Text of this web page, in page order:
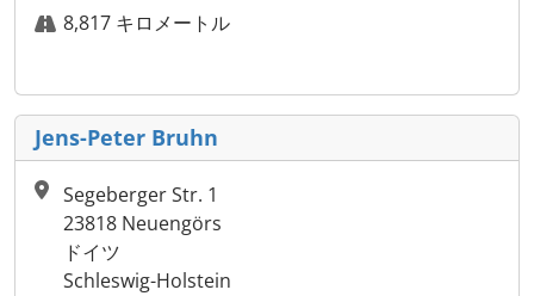
8,817 キロメートル
Jens-Peter Bruhn
Segeberger Str. 1
23818 Neuengörs
ドイツ
Schleswig-Holstein